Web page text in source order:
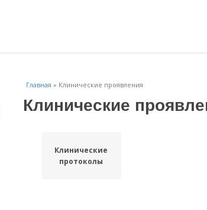
Главная » Клинические проявления
Клинические
Клинические
протоколы